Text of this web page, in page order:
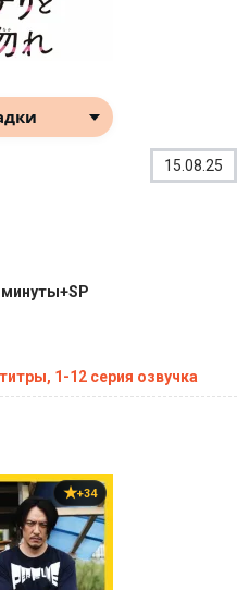
15.08.25
минуты+SP
1-12 серия озвучка
+34